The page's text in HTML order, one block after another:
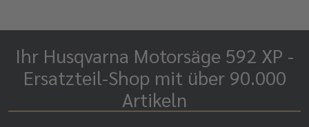
Ihr Husqvarna Motorsäge 592 XP -
Ersatzteil-Shop mit über 90.000
Artikeln